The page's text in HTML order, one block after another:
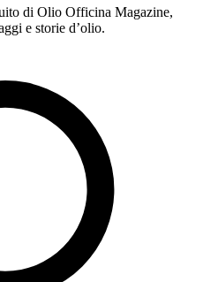
di Olio Officina Magazine,
e storie d’olio.